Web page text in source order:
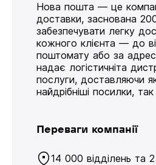
Нова пошта — це
доставки, заснована
забезпечувати легку
кожного клієнта — до
поштомату або за
надає логістичніта
послуги, доставляючи
найдрібніші посилки, так
Переваги компанії
14 000 відділень та